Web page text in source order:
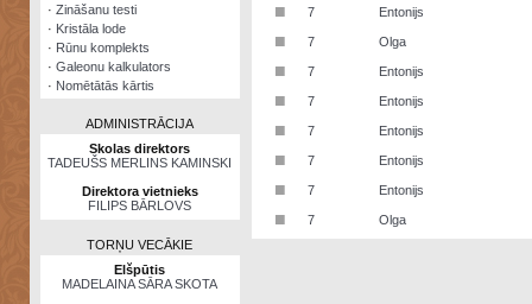
· Zināšanu testi
· Kristāla lode
· Rūnu komplekts
· Galeonu kalkulators
· Nomētātās kārtis
ADMINISTRĀCIJA
Skolas direktors
TADEUŠS MERLINS KAMINSKI
Direktora vietnieks
FILIPS BĀRLOVS
TORŅU VECĀKIE
Elšpūtis
MADELAINA SĀRA SKOTA
■ 7 Entonijs
■ 7 Olga
■ 7 Entonijs
■ 7 Entonijs
■ 7 Entonijs
■ 7 Entonijs
■ 7 Entonijs
■ 7 Olga